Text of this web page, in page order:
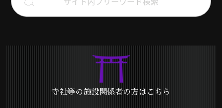
寺社等の施設関係者の方はこちら